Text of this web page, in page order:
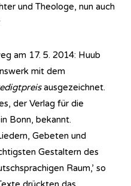
und Theologe, nun auch
am 17. 5. 2014: Huub
mit dem
ausgezeichnet.
der Verlag für die
Bonn, bekannt.
Gebeten und
Gestaltern des
Raum,’ so